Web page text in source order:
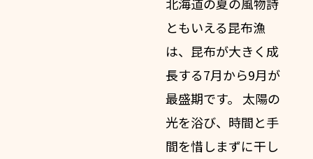
ともいえる昆布漁
は、昆布が大きく成
長する7月から9月が
最盛期です。 太陽の
光を浴び、時間と手
間を惜しまずに干し